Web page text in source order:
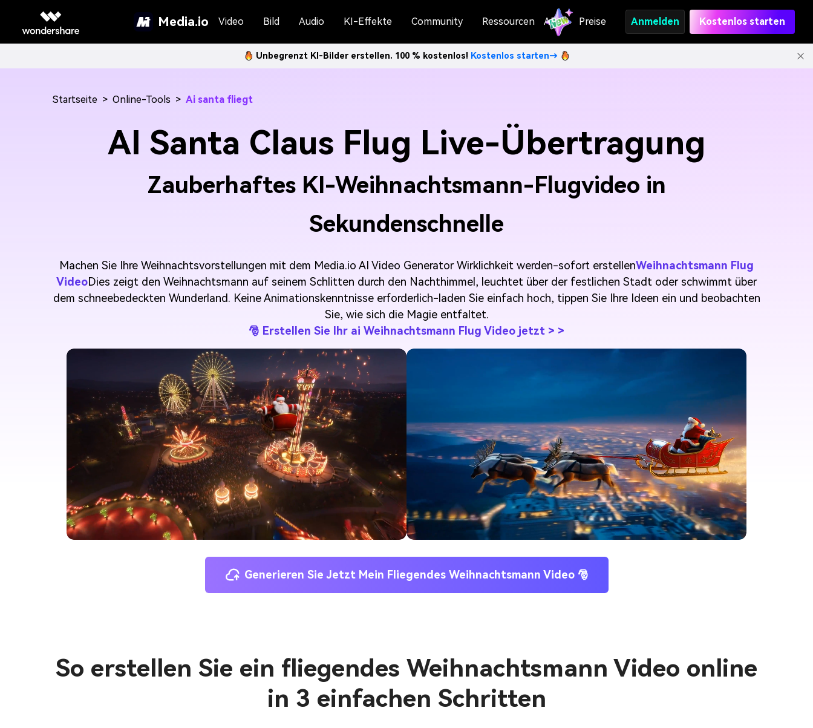
Media.io Video Bild Audio KI-Effekte Community Ressourcen API Preise Anmelden Kostenlos starten
Unbegrenzt KI-Bilder erstellen. 100 % kostenlos! Kostenlos starten→
Startseite > Online-Tools > Ai santa fliegt
AI Santa Claus Flug Live-Übertragung
Zauberhaftes KI-Weihnachtsmann-Flugvideo in
Sekundenschnelle
Machen Sie Ihre Weihnachtsvorstellungen mit dem Media.io AI Video Generator Wirklichkeit werden-sofort erstellenWeihnachtsmann Flug
VideoDies zeigt den Weihnachtsmann auf seinem Schlitten durch den Nachthimmel, leuchtet über der festlichen Stadt oder schwimmt über
dem schneebedeckten Wunderland. Keine Animationskenntnisse erforderlich-laden Sie einfach hoch, tippen Sie Ihre Ideen ein und beobachten
Sie, wie sich die Magie entfaltet.
🎅 Erstellen Sie Ihr ai Weihnachtsmann Flug Video jetzt > >
Generieren Sie Jetzt Mein Fliegendes Weihnachtsmann Video 🎅
So erstellen Sie ein fliegendes Weihnachtsmann Video online
in 3 einfachen Schritten